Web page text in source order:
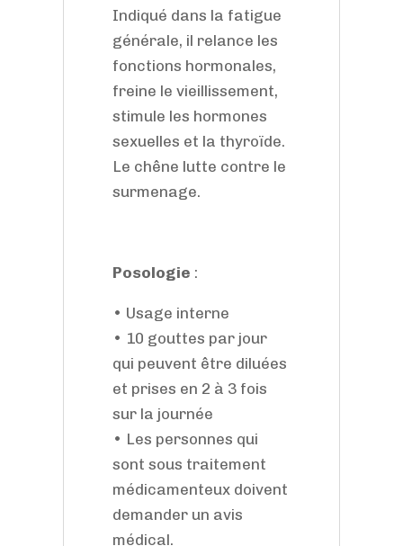
Indiqué dans la fatigue
générale, il relance les
fonctions hormonales,
freine le vieillissement,
stimule les hormones
sexuelles et la thyroïde.
Le chêne lutte contre le
surmenage.
Posologie :
• Usage interne
• 10 gouttes par jour
qui peuvent être diluées
et prises en 2 à 3 fois
sur la journée
• Les personnes qui
sont sous traitement
médicamenteux doivent
demander un avis
médical.